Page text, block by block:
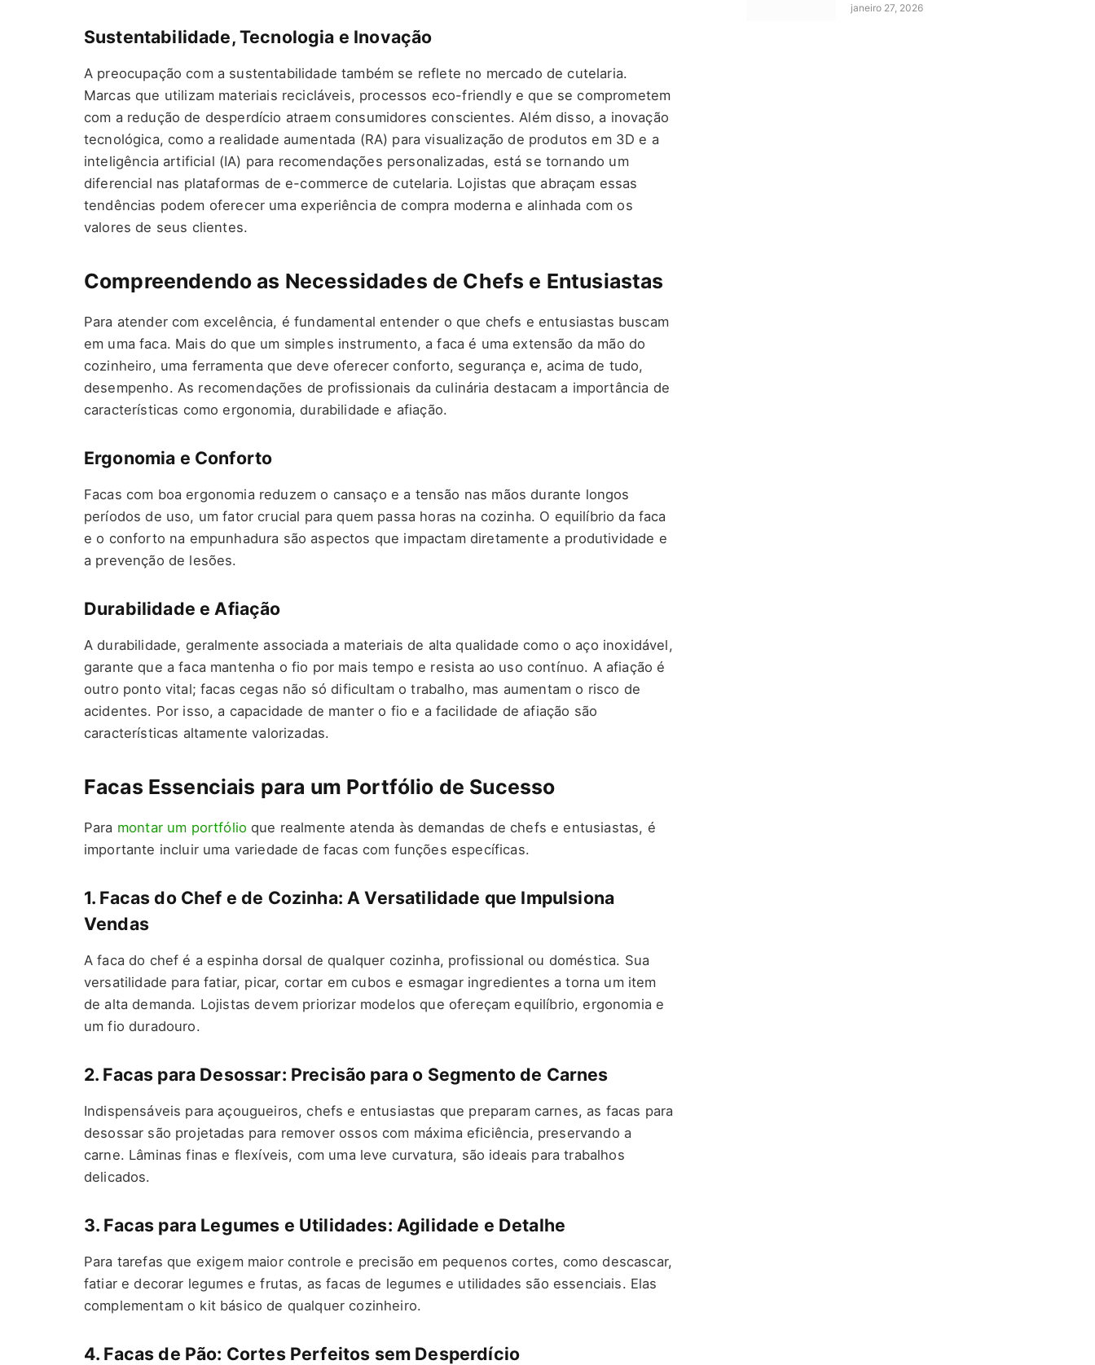
Sustentabilidade, Tecnologia e Inovação
A preocupação com a sustentabilidade também se reflete no mercado de cutelaria.
Marcas que utilizam materiais recicláveis, processos eco-friendly e que se comprometem
com a redução de desperdício atraem consumidores conscientes. Além disso, a inovação
tecnológica, como a realidade aumentada (RA) para visualização de produtos em 3D e a
inteligência artificial (IA) para recomendações personalizadas, está se tornando um
diferencial nas plataformas de e-commerce de cutelaria. Lojistas que abraçam essas
tendências podem oferecer uma experiência de compra moderna e alinhada com os
valores de seus clientes.
Compreendendo as Necessidades de Chefs e Entusiastas
Para atender com excelência, é fundamental entender o que chefs e entusiastas buscam
em uma faca. Mais do que um simples instrumento, a faca é uma extensão da mão do
cozinheiro, uma ferramenta que deve oferecer conforto, segurança e, acima de tudo,
desempenho. As recomendações de profissionais da culinária destacam a importância de
características como ergonomia, durabilidade e afiação.
Ergonomia e Conforto
Facas com boa ergonomia reduzem o cansaço e a tensão nas mãos durante longos
períodos de uso, um fator crucial para quem passa horas na cozinha. O equilíbrio da faca
e o conforto na empunhadura são aspectos que impactam diretamente a produtividade e
a prevenção de lesões.
Durabilidade e Afiação
A durabilidade, geralmente associada a materiais de alta qualidade como o aço inoxidável,
garante que a faca mantenha o fio por mais tempo e resista ao uso contínuo. A afiação é
outro ponto vital; facas cegas não só dificultam o trabalho, mas aumentam o risco de
acidentes. Por isso, a capacidade de manter o fio e a facilidade de afiação são
características altamente valorizadas.
Facas Essenciais para um Portfólio de Sucesso
Para montar um portfólio que realmente atenda às demandas de chefs e entusiastas, é
importante incluir uma variedade de facas com funções específicas.
1. Facas do Chef e de Cozinha: A Versatilidade que Impulsiona
Vendas
A faca do chef é a espinha dorsal de qualquer cozinha, profissional ou doméstica. Sua
versatilidade para fatiar, picar, cortar em cubos e esmagar ingredientes a torna um item
de alta demanda. Lojistas devem priorizar modelos que ofereçam equilíbrio, ergonomia e
um fio duradouro.
2. Facas para Desossar: Precisão para o Segmento de Carnes
Indispensáveis para açougueiros, chefs e entusiastas que preparam carnes, as facas para
desossar são projetadas para remover ossos com máxima eficiência, preservando a
carne. Lâminas finas e flexíveis, com uma leve curvatura, são ideais para trabalhos
delicados.
3. Facas para Legumes e Utilidades: Agilidade e Detalhe
Para tarefas que exigem maior controle e precisão em pequenos cortes, como descascar,
fatiar e decorar legumes e frutas, as facas de legumes e utilidades são essenciais. Elas
complementam o kit básico de qualquer cozinheiro.
4. Facas de Pão: Cortes Perfeitos sem Desperdício
janeiro 27, 2026